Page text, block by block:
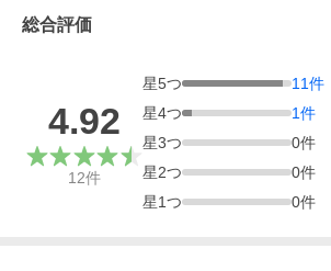
総合評価
4.92
12件
星5つ 11件
星4つ 1件
星3つ 0件
星2つ 0件
星1つ 0件